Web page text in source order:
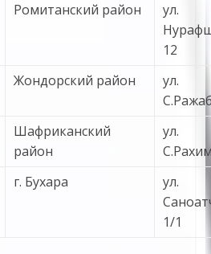
Ромитанский район
ул.
12
Жондорский район
ул.
Шафриканский
район
ул.
г. Бухара
ул.
1/1